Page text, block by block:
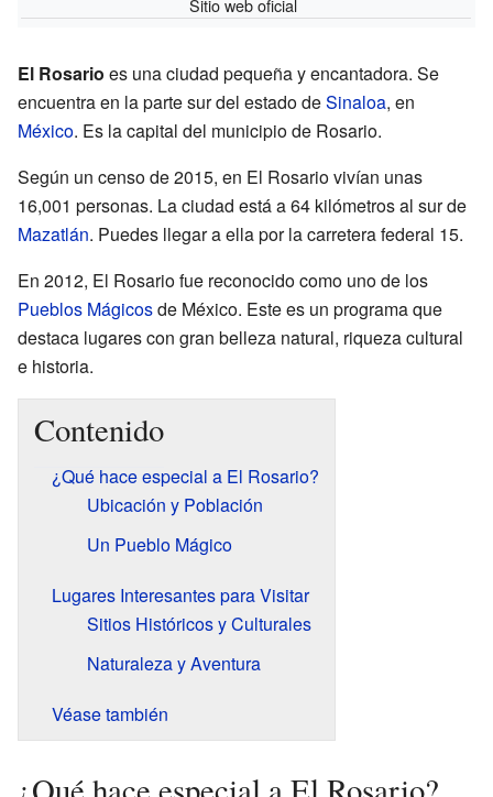
El Rosario es una ciudad pequeña y encantadora. Se
encuentra en la parte sur del estado deSinaloa, en
México. Es la capital del municipio de Rosario.
Según un censo de 2015, en El Rosario vivían unas
16,001 personas. La ciudad está a 64 kilómetros al sur de
Mazatlán. Puedes llegar a ella por la carretera federal 15.
En 2012, El Rosario fue reconocido como uno de los
Pueblos Mágicosde México. Este es un programa que
destaca lugares con gran belleza natural, riqueza cultural
e historia.
Contenido
¿Qué hace especial a El Rosario?
Ubicación y Población
Un Pueblo Mágico
Lugares Interesantes para Visitar
Sitios Históricos y Culturales
Naturaleza y Aventura
Véase también